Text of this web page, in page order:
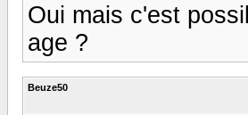
Oui mais c'est
age ?
Beuze50